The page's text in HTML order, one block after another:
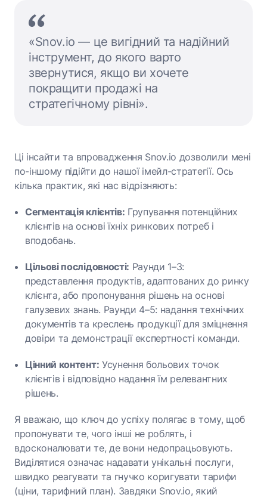
«Snov.io — це вигідний та надійний
інструмент, до якого варто
звернутися, якщо ви хочете
покращити продажі на
стратегічному рівні».
Ці інсайти та впровадження Snov.io дозволили мені
по-іншому підійти до нашої імейл-стратегії. Ось
кілька практик, які нас відрізняють:
Сегментація клієнтів: Групування потенційних
клієнтів на основі їхніх ринкових потреб і
вподобань.
Цільові послідовності: Раунди 1–3:
представлення продуктів, адаптованих до ринку
клієнта, або пропонування рішень на основі
галузевих знань. Раунди 4–5: надання технічних
документів та креслень продукції для зміцнення
довіри та демонстрації експертності команди.
Цінний контент: Усунення больових точок
клієнтів і відповідно надання їм релевантних
рішень.
Я вважаю, що ключ до успіху полягає в тому, щоб
пропонувати те, чого інші не роблять, і
вдосконалювати те, де вони недопрацьовують.
Виділятися означає надавати унікальні послуги,
швидко реагувати та гнучко коригувати тарифи
(ціни, тарифний план). Завдяки Snov.io, який